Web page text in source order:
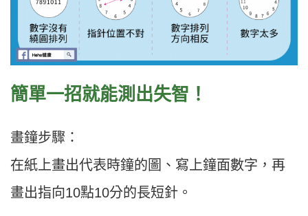
簡單一招就能測出失智！
畫鐘步驟：
在紙上畫出代表時鐘的圖、寫上鐘面數字，再
畫出指向10點10分的長短針。